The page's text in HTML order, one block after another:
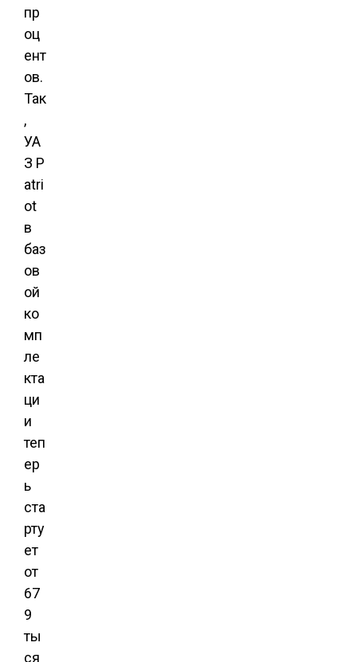
пр
оц
ент
ов.
Так
,
УА
З P
atri
ot
в
баз
ов
ой
ко
мп
ле
кта
ци
и
теп
ер
ь
ста
рту
ет
от
67
9
ты
ся